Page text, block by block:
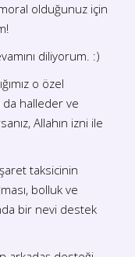
olduğunuz için
diliyorum. :)
o özel
da halleder ve
Allahın izni ile
işaret taksicinin
bolluk ve
bir nevi destek